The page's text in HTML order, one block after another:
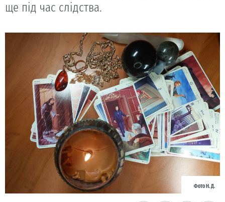
ще під час слідства.
Фото Н. Д.